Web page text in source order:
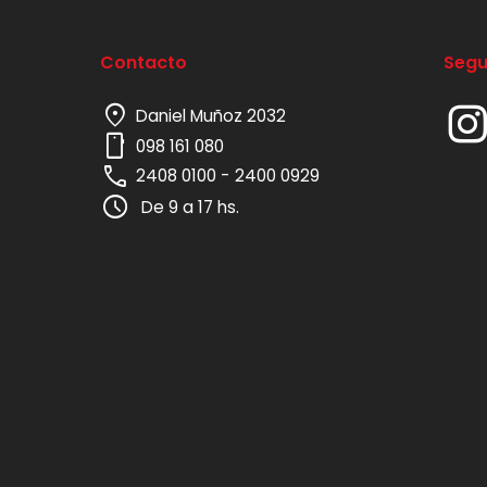
Contacto
location_on Daniel Muñoz 2032
mobile 098 161 080
phone 2408 0100 - 2400 0929
schedule De 9 a 17 hs.